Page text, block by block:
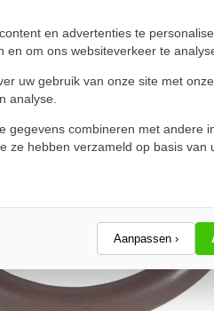
en advertenties te
en om ons websiteverkeer te
uw gebruik van onze site met
analyse.
gegevens combineren met andere
ze hebben verzameld op basis van
Aanpassen ›